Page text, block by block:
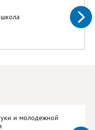
и молодежной